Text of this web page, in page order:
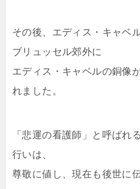
その後、エディス・キャベ
ブリュッセル郊外に
エディス・キャベルの銅像
れました。
「悲運の看護師」と呼ばれ
行いは、
尊敬に値し、現在も後世に